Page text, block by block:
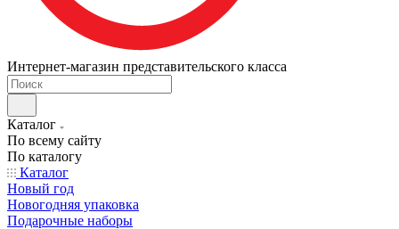
Интернет-магазин представительского класса
Каталог
По всему сайту
По каталогу
Каталог
Новый год
Новогодняя упаковка
Подарочные наборы